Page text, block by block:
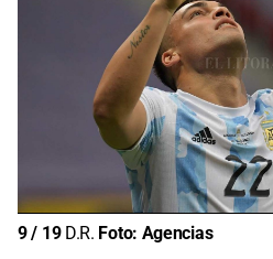
9/ 19 D.R. Foto: Agencias